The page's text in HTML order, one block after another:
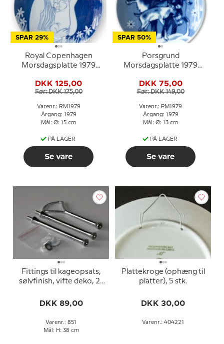
SPAR 29%
Royal Copenhagen
Morsdagsplatte 1979
Olsen
DKK 125,00
Før: DKK 175,00
Varenr.: RM1979
Årgang: 1979
Mål: Ø: 15 cm
PÅ LAGER
Se vare
SPAR 50%
Porsgrund
Morsdagsplatte 1979
DKK 75,00
Før: DKK 149,00
Varenr.: PM1979
Årgang: 1979
Mål: Ø: 13 cm
PÅ LAGER
Se vare
Fittings til kageopsats,
sølvfinish, vifte deko, 2-
DKK 89,00
Varenr.: 851
Mål: H: 38 cm
Plattekroge (ophæng til
platter), 5 stk.
DKK 30,00
Varenr.: 404221